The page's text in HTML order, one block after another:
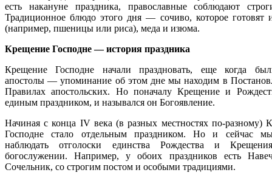
есть накануне праздника, православные соблюдают
Традиционное блюдо этого дня — сочиво, которое готовят
(например, пшеницы или риса), меда и изюма.
Крещение Господне — история праздника
Крещение Господне начали праздновать, еще когда
апостолы — упоминание об этом дне мы находим в
Правилах апостольских. Но поначалу Крещение и
единым праздником, и назывался он Богоявление.
Начиная с конца IV века (в разных местностях по-разному)
Господне стало отдельным праздником. Но и сейчас
наблюдать отголоски единства Рождества и
богослужении. Например, у обоих праздников есть
Сочельник, со строгим постом и особыми традициями.